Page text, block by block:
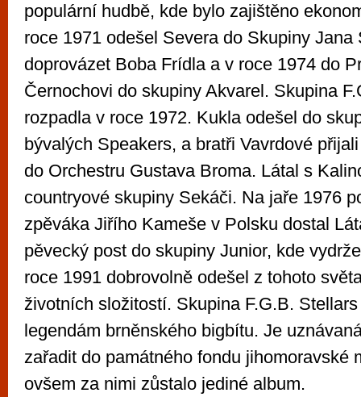
populární hudbě, kde bylo zajištěno
roce 1971 odešel Severa do Skupiny Jana
doprovázet Boba Frídla a v roce 1974 do
Černochovi do skupiny Akvarel. Skupina
rozpadla v roce 1972. Kukla odešel do
bývalých Speakers, a bratři Vavrdové
do Orchestru Gustava Broma. Látal s
countryové skupiny Sekáči. Na jaře 1976
zpěváka Jiřího Kameše v Polsku dostal
pěvecký post do skupiny Junior, kde
roce 1991 dobrovolně odešel z tohoto
životních složitostí. Skupina F.G.B.
legendám brněnského bigbítu. Je
zařadit do památného fondu jihomoravské
ovšem za nimi zůstalo jediné album.